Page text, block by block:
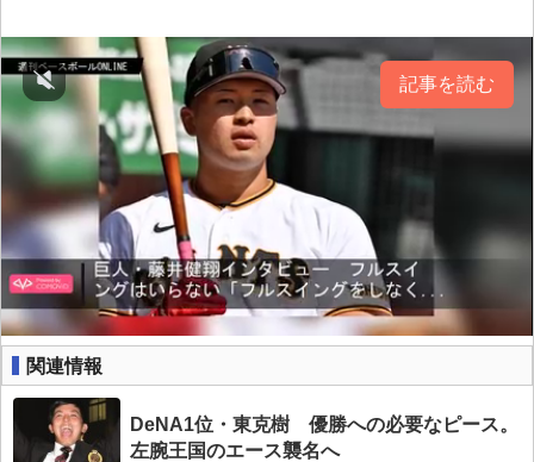
記事を読む
関連情報
DeNA1位・東克樹 優勝への必要なピース。
左腕王国のエース襲名へ